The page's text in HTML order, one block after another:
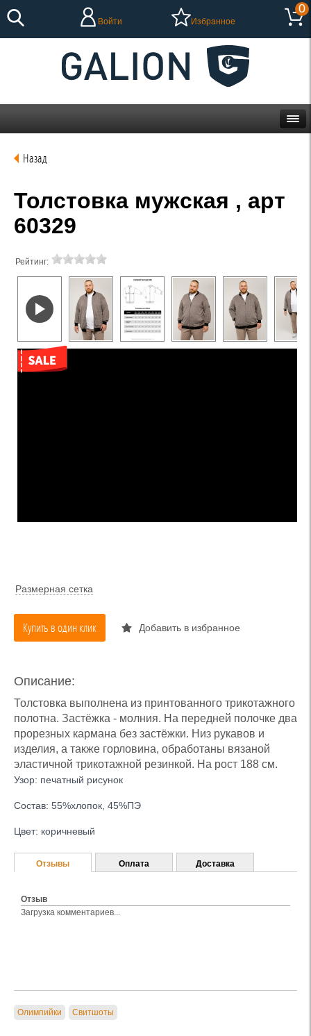
Войти Избранное
0
Назад
Толстовка мужская , арт
60329
Рейтинг:
Размерная сетка
Купить в один клик Добавить в избранное
Описание:
Толстовка выполнена из принтованного трикотажного
полотна. Застёжка - молния. На передней полочке два
прорезных кармана без застёжки. Низ рукавов и
изделия, а также горловина, обработаны вязаной
эластичной трикотажной резинкой. На рост 188 см.
Узор: печатный рисунок
Состав: 55%хлопок, 45%ПЭ
Цвет: коричневый
Отзывы
Отзыв
Загрузка комментариев...
Оплата Доставка
Олимпийки Свитшоты